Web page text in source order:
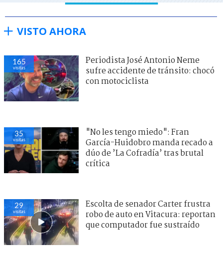
VISTO AHORA
165
visitas
Periodista José Antonio Neme
sufre accidente de tránsito: chocó
con motociclista
35
visitas
"No les tengo miedo": Fran
García-Huidobro manda recado a
dúo de ’La Cofradía’ tras brutal
crítica
29
visitas
Escolta de senador Carter frustra
robo de auto en Vitacura: reportan
que computador fue sustraído